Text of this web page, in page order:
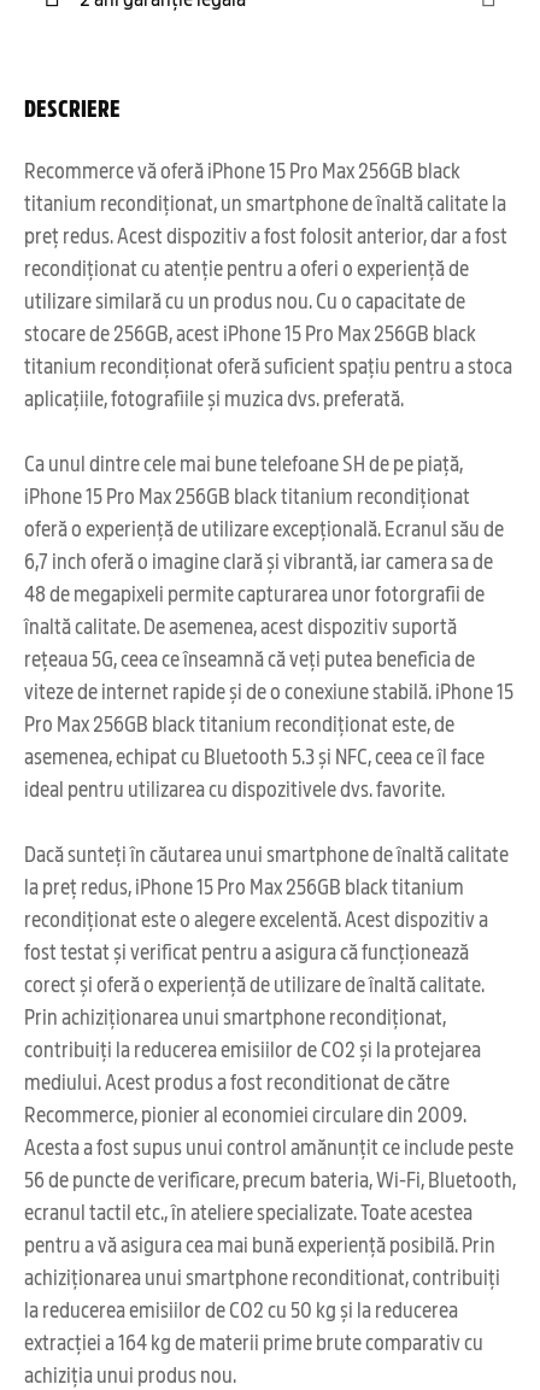
DESCRIERE
Recommerce vă oferă iPhone 15 Pro Max 256GB black
titanium recondiționat, un smartphone de înaltă calitate la
preț redus. Acest dispozitiv a fost folosit anterior, dar a fost
recondiționat cu atenție pentru a oferi o experiență de
utilizare similară cu un produs nou. Cu o capacitate de
stocare de 256GB, acest iPhone 15 Pro Max 256GB black
titanium recondiționat oferă suficient spațiu pentru a stoca
aplicațiile, fotografiile și muzica dvs. preferată.
Ca unul dintre cele mai bune telefoane SH de pe piață,
iPhone 15 Pro Max 256GB black titanium recondiționat
oferă o experiență de utilizare excepțională. Ecranul său de
6,7 inch oferă o imagine clară și vibrantă, iar camera sa de
48 de megapixeli permite capturarea unor fotorgrafii de
înaltă calitate. De asemenea, acest dispozitiv suportă
rețeaua 5G, ceea ce înseamnă că veți putea beneficia de
viteze de internet rapide și de o conexiune stabilă. iPhone 15
Pro Max 256GB black titanium recondiționat este, de
asemenea, echipat cu Bluetooth 5.3 și NFC, ceea ce îl face
ideal pentru utilizarea cu dispozitivele dvs. favorite.
Dacă sunteți în căutarea unui smartphone de înaltă calitate
la preț redus, iPhone 15 Pro Max 256GB black titanium
recondiționat este o alegere excelentă. Acest dispozitiv a
fost testat și verificat pentru a asigura că funcționează
corect și oferă o experiență de utilizare de înaltă calitate.
Prin achiziționarea unui smartphone recondiționat,
contribuiți la reducerea emisiilor de CO2 și la protejarea
mediului. Acest produs a fost reconditionat de către
Recommerce, pionier al economiei circulare din 2009.
Acesta a fost supus unui control amănunțit ce include peste
56 de puncte de verificare, precum bateria, Wi-Fi, Bluetooth,
ecranul tactil etc., în ateliere specializate. Toate acestea
pentru a vă asigura cea mai bună experiență posibilă. Prin
achiziționarea unui smartphone reconditionat, contribuiți
la reducerea emisiilor de CO2 cu 50 kg și la reducerea
extracției a 164 kg de materii prime brute comparativ cu
achiziția unui produs nou.